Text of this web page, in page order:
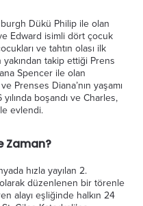
Dükü Philip ile olan
Edward isimli dört çocuk
ve tahtın olası ilk
yakından takip ettiği Prens
Spencer ile olan
Prenses Diana’nın yaşamı
yılında boşandı ve Charles,
evlendi.
Zaman?
hızla yayılan 2.
olarak düzenlenen bir törenle
alayı eşliğinde halkın 24